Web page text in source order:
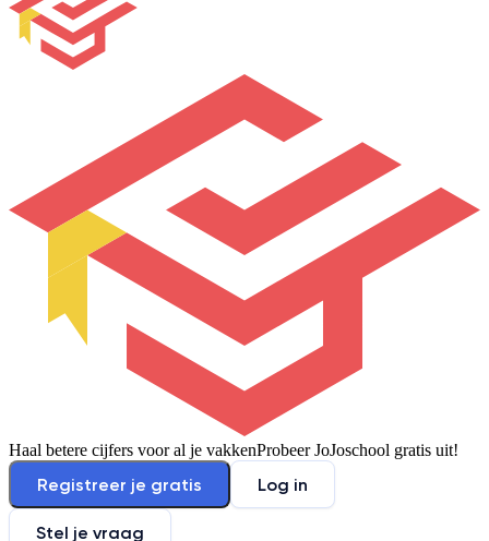
Haal betere cijfers voor al je vakkenProbeer JoJoschool gratis uit!
Registreer je gratis Log in
Stel je vraag